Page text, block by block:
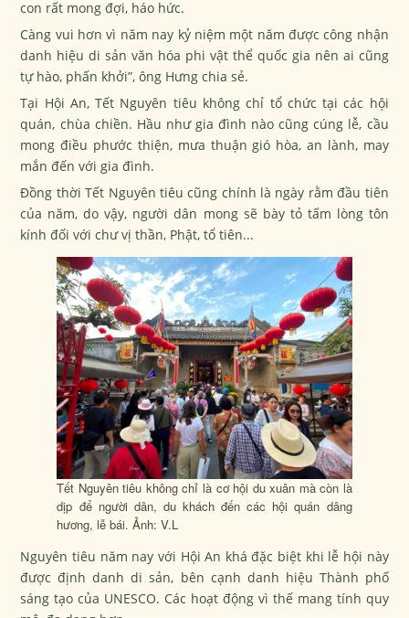
con rất mong đợi, háo hức.
Càng vui hơn vì năm nay kỷ niệm một năm được công nhận
danh hiệu di sản văn hóa phi vật thể quốc gia nên ai cũng
tự hào, phấn khởi”, ông Hưng chia sẻ.
Tại Hội An, Tết Nguyên tiêu không chỉ tổ chức tại các hội
quán, chùa chiền. Hầu như gia đình nào cũng cúng lễ, cầu
mong điều phước thiện, mưa thuận gió hòa, an lành, may
mắn đến với gia đình.
Đồng thời Tết Nguyên tiêu cũng chính là ngày rằm đầu tiên
của năm, do vậy, người dân mong sẽ bày tỏ tấm lòng tôn
kính đối với chư vị thần, Phật, tổ tiên...
Tết Nguyên tiêu không chỉ là cơ hội du xuân mà còn là
dịp để người dân, du khách đến các hội quán dâng
hương, lễ bái. Ảnh: V.L
Nguyên tiêu năm nay với Hội An khá đặc biệt khi lễ hội này
được định danh di sản, bên cạnh danh hiệu Thành phố
sáng tạo của UNESCO. Các hoạt động vì thế mang tính quy